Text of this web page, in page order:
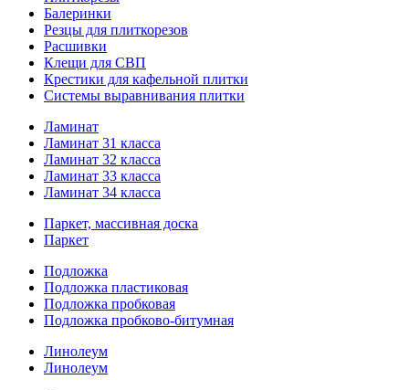
Балеринки
Резцы для плиткорезов
Расшивки
Клещи для СВП
Крестики для кафельной плитки
Системы выравнивания плитки
Ламинат
Ламинат 31 класса
Ламинат 32 класса
Ламинат 33 класса
Ламинат 34 класса
Паркет, массивная доска
Паркет
Подложка
Подложка пластиковая
Подложка пробковая
Подложка пробково-битумная
Линолеум
Линолеум